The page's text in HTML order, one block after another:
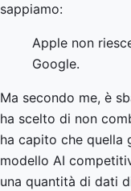
sappiamo:
Apple non
Google.
Ma secondo me, è
ha scelto di non
ha capito che quella
modello AI
una quantità di dati